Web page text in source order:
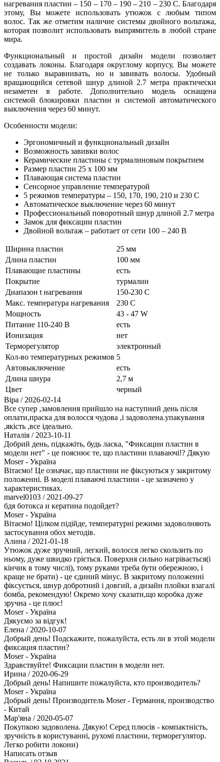
нагревания пластин – 150 – 170 – 190 – 210 – 230 C. Благодаря
этому, Вы можете использовать утюжок с любым типом
волос. Так же отметим наличие системы двойного вольтажа,
которая позволит использовать выпрямитель в любой стране
мира.
Функциональный и простой дизайн модели позволяет
создавать локоны. Благодаря округлому корпусу, Вы можете
не только выравнивать, но и завивать волосы. Удобный
вращающийся сетевой шнур длиной 2.7 метра практически
незаметен в работе. Дополнительно модель оснащена
системой блокировки пластин и системой автоматического
выключения через 60 минут.
Особенности модели:
Эргономичный и функциональный дизайн
Возможность завивки волос
Керамические пластины с турмалиновым покрытием
Размер пластин 25 x 100 мм
Плавающая система пластин
Сенсорное управление температурой
5 режимов температуры – 150, 170, 190, 210 и 230 C
Автоматическое выключение через 60 минут
Профессиональный поворотный шнур длиной 2.7 метра
Замок для фиксации пластин
Двойной вольтаж – работает от сети 100 – 240 В
Ширина пластин
25 мм
Длина пластин
100 мм
Плавающие пластины
есть
Покрытие
турмалин
Диапазон t нагревания
150-230 C
Макс. температура нагревания
230 C
Мощность
43 - 47 W
Питание 110-240 В
есть
Ионизация
нет
Терморегулятор
электронный
Кол-во температурных режимов 5
Автовыключение
есть
Длина шнура
2,7 м
Цвет
черный
Віра / 2026-02-14
Все супер ,замовлення прийшло на наступний день після
оплати,праска для волосся чудова ,і задоволена.упакування
,якість ,все ідеально.
Наталія / 2023-10-11
Добрий день, підкажіть, будь ласка, "Фиксации пластин в
модели нет" - це пояснює те, що пластини плаваючі!? Дякую
Moser - Україна
Вітаємо! Це означає, що пластини не фіксуються у закритому
положенні. В моделі плаваючі пластини - це зазначено у
характеристиках.
marvel0103 / 2021-09-27
бдя ботокса и кератина подойдет?
Moser - Україна
Вітаємо! Цілком підійде, температурні режими задоволняють
застосування обох методів.
Алина / 2021-01-18
Утюжок дуже зручний, легкий, волосся легко скользить по
ньому, дуже швидко гріється. Поверхня сильно нагрівається(і
кінчик в тому числі), тому руками треба бути обережною, і
краще не брати) - це єдиний мінус. В закритому положенні
фіксується, шнур добротний і довгий, а дизайн плойки взагалі
бомба, рекомендую! Окремо хочу сказати,що коробка дуже
зручна - це плюс!
Moser - Україна
Дякуємо за відгук!
Елена / 2020-10-07
Добрый день! Подскажите, пожалуйста, есть ли в этой модели
фиксация пластин?
Moser - Україна
Здравствуйте! Фиксации пластин в модели нет.
Ирина / 2020-06-29
Добрый день! Напишите пожалуйста, кто производитель?
Moser - Україна
Добрый день! Производитель Moser - Германия, производство
- Китай
Мар'яна / 2020-05-07
Покупкою задоволена. Дякую! Серед плюсів - компактність,
зручність в користуванні, рухомі пластини, терморегулятор.
Легко робити локони)
Написать отзыв